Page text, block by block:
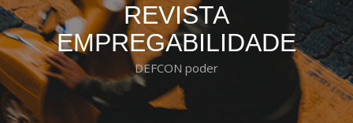
REVISTA
EMPREGABILIDADE
DEFCON poder